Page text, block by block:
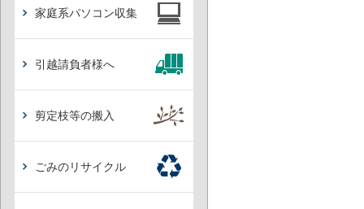
家庭系パソコン収集
引越請負者様へ
剪定枝等の搬入
ごみのリサイクル